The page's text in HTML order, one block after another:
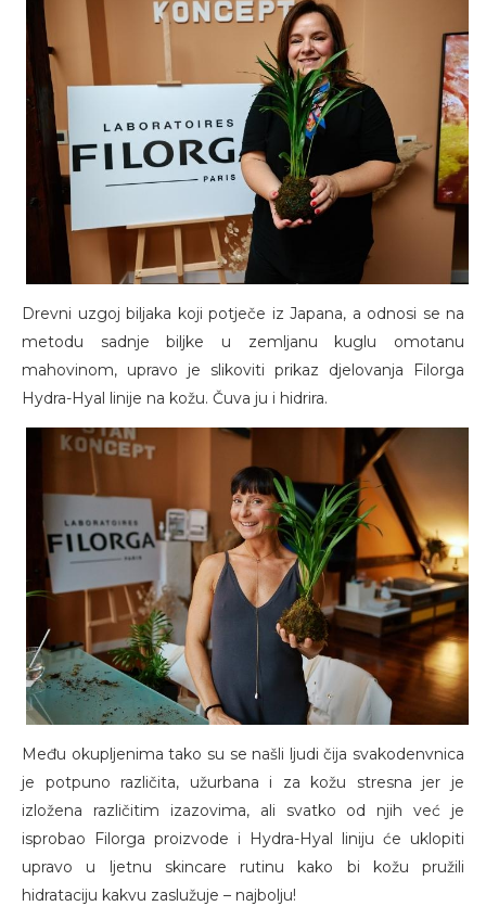
Drevni uzgoj biljaka koji potječe iz Japana, a odnosi se na
metodu sadnje biljke u zemljanu kuglu omotanu
mahovinom, upravo je slikoviti prikaz djelovanja Filorga
Hydra-Hyal linije na kožu. Čuva ju i hidrira.
Među okupljenima tako su se našli ljudi čija svakodenvnica
je potpuno različita, užurbana i za kožu stresna jer je
izložena različitim izazovima, ali svatko od njih već je
isprobao Filorga proizvode i Hydra-Hyal liniju će uklopiti
upravo u ljetnu skincare rutinu kako bi kožu pružili
hidrataciju kakvu zaslužuje – najbolju!